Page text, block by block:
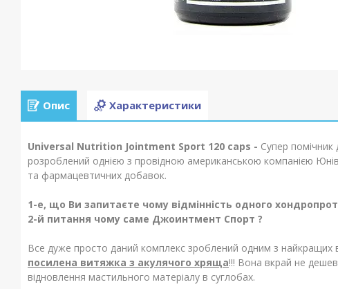
Опис Характеристики
Universal Nutrition Jointment Sport 120 caps - Супер
розроблений однією з провідною американською компанією
та фармацевтичних добавок.
1-е, що Ви запитаєте чому відмінність одного
2-й питання чому саме Джоинтмент Спорт ?
Все дуже просто даний комплекс зроблений одним з найкращих
посилена витяжка з акулячого хряща!!! Вона вкрай не
відновлення мастильного матеріалу в суглобах.